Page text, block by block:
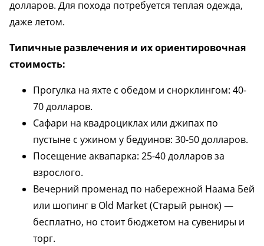
долларов. Для похода потребуется теплая одежда,
даже летом.
Типичные развлечения и их ориентировочная
стоимость:
Прогулка на яхте с обедом и снорклингом: 40-
70 долларов.
Сафари на квадроциклах или джипах по
пустыне с ужином у бедуинов: 30-50 долларов.
Посещение аквапарка: 25-40 долларов за
взрослого.
Вечерний променад по набережной Наама Бей
или шопинг в Old Market (Старый рынок) —
бесплатно, но стоит бюджетом на сувениры и
торг.